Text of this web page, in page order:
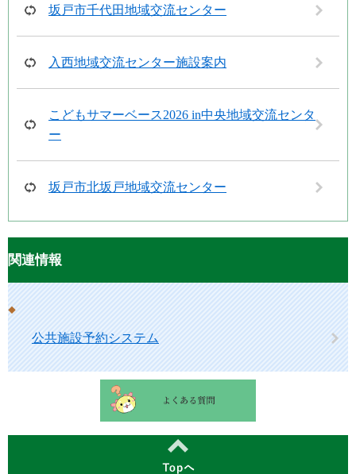
坂戸市千代田地域交流センター
入西地域交流センター施設案内
こどもサマーベース2026 in中央地域交流センタ
ー
坂戸市北坂戸地域交流センター
関連情報
公共施設予約システム